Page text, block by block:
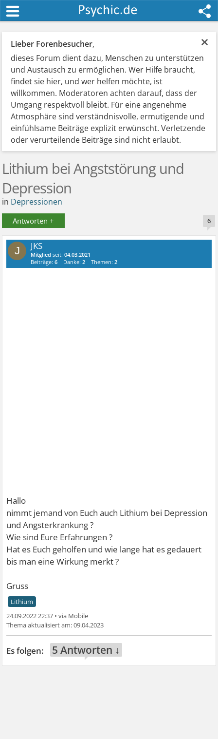
×
Lieber Forenbesucher,
dieses Forum dient dazu, Menschen zu unterstützen
und Austausch zu ermöglichen. Wer Hilfe braucht,
findet sie hier, und wer helfen möchte, ist
willkommen. Moderatoren achten darauf, dass der
Umgang respektvoll bleibt. Für eine angenehme
Atmosphäre sind verständnisvolle, ermutigende und
einfühlsame Beiträge explizit erwünscht. Verletzende
oder verurteilende Beiträge sind nicht erlaubt.
Lithium bei Angststörung und
Depression
in Depressionen
Antworten + 6
J JKS
Mitglied seit:04.03.2021
Beiträge:6 Danke:2 Themen:2
Hallo
nimmt jemand von Euch auch Lithium bei Depression
und Angsterkrankung ?
Wie sind Eure Erfahrungen ?
Hat es Euch geholfen und wie lange hat es gedauert
bis man eine Wirkung merkt ?
Gruss
Lithium
24.09.2022 22:37 •
09.04.2023
5 Antworten ↓